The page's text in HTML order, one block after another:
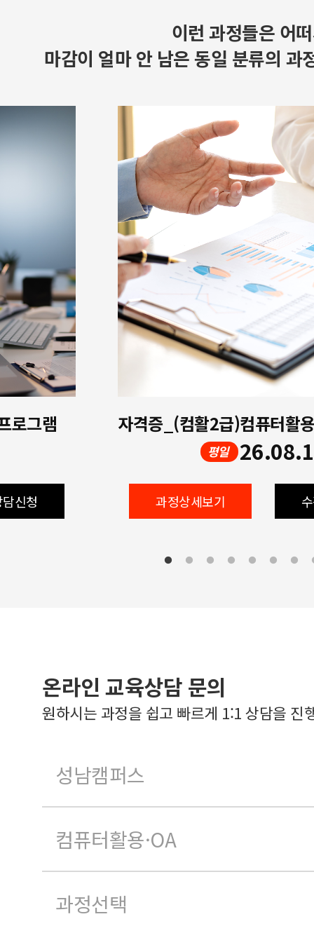
이런 과정들은 어
마감이 얼마 안 남은 동일 분류의 과
로그램
신청
평일
과정상세보기
온라인 교육상담 문의
원하시는 과정을 쉽고 빠르게 1:1 상담을 진